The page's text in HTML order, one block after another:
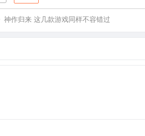
神作归来 这几款游戏同样不容错过